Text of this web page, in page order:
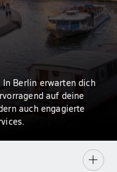
In Berlin erwarten dich
auf deine
auch engagierte